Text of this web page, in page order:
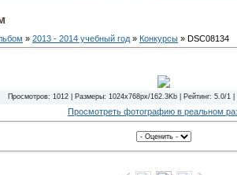
» 2013 - 2014 учебный год » Конкурсы » DSC08134
Просмотров: 1012 | Размеры: 1024x768px/162.3Kb | Рейтинг: 5.0/1
Просмотреть фотографию в реальном